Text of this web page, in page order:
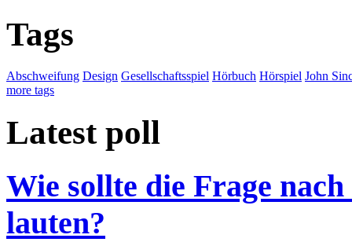
Tags
Abschweifung Design Gesellschaftsspiel Hörbuch Hörspiel John
more tags
Latest poll
Wie sollte die Frage
lauten?